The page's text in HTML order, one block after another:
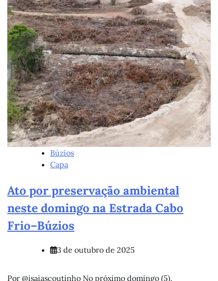
Búzios
Capa
Ato por preservação ambiental
neste domingo na Estrada Cabo
Frio–Búzios
3 de outubro de 2025
Por @isaiascoutinho No próximo domingo (5),